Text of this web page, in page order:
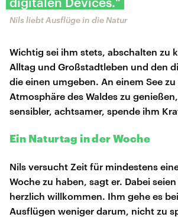
Nils liebt Ausflüge in die Natur
Wichtig sei ihm stets, abschalten zu
Alltag und Großstadtleben und den
die einen umgeben. An einem See
Atmosphäre des Waldes zu
sensibler, achtsamer, spende ihm
Ein Naturtag in der Woche
Nils versucht Zeit für mindestens
Woche zu haben, sagt er. Dabei
herzlich willkommen. Ihm gehe es
Ausflügen weniger darum, nicht zu